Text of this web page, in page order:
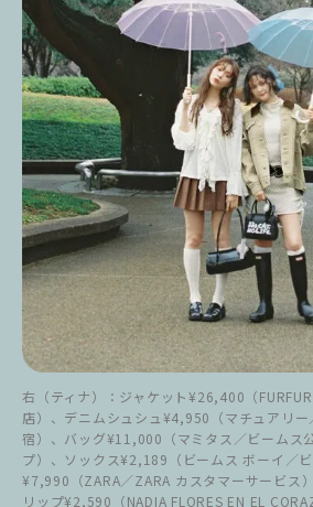
右（ティナ）：ジャケット¥26,400（
店）、デニムシュシュ¥4,950（マチュアリ
宿）、バッグ¥11,000（マミタス／ビームス
プ）、ソックス¥2,189（ビームス ボーイ／
¥7,990（ZARA／ZARA カスタマーサービス
リップ¥2,590（NADIA FLORES EN EL